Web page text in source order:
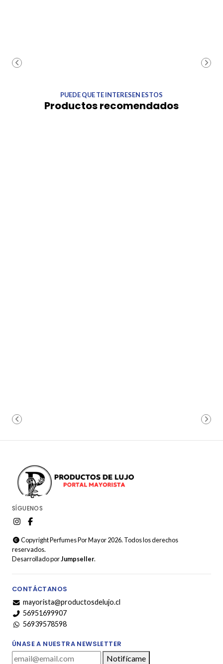
PUEDE QUE TE INTERESEN ESTOS
Productos recomendados
SÍGUENOS
Copyright Perfumes Por Mayor 2026. Todos los derechos
reservados.
Desarrollado porJumpseller.
CONTÁCTANOS
mayorista@productosdelujo.cl
56951699907
56939578598
ÚNASE A NUESTRA NEWSLETTER
Notifícame